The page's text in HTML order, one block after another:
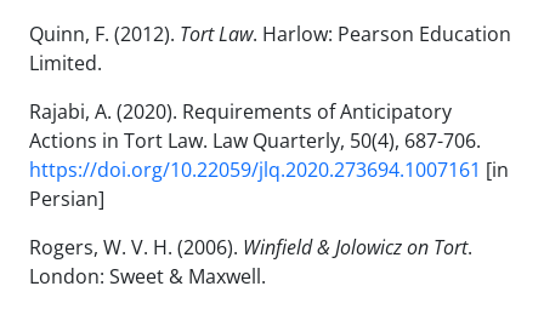
Quinn, F. (2012). Tort Law. Harlow: Pearson Education
Limited.
Rajabi, A. (2020). Requirements of Anticipatory
Actions in Tort Law. Law Quarterly, 50(4), 687-706.
https://doi.org/10.22059/jlq.2020.273694.1007161 [in
Persian]
Rogers, W. V. H. (2006). Winfield & Jolowicz on Tort.
London: Sweet & Maxwell.